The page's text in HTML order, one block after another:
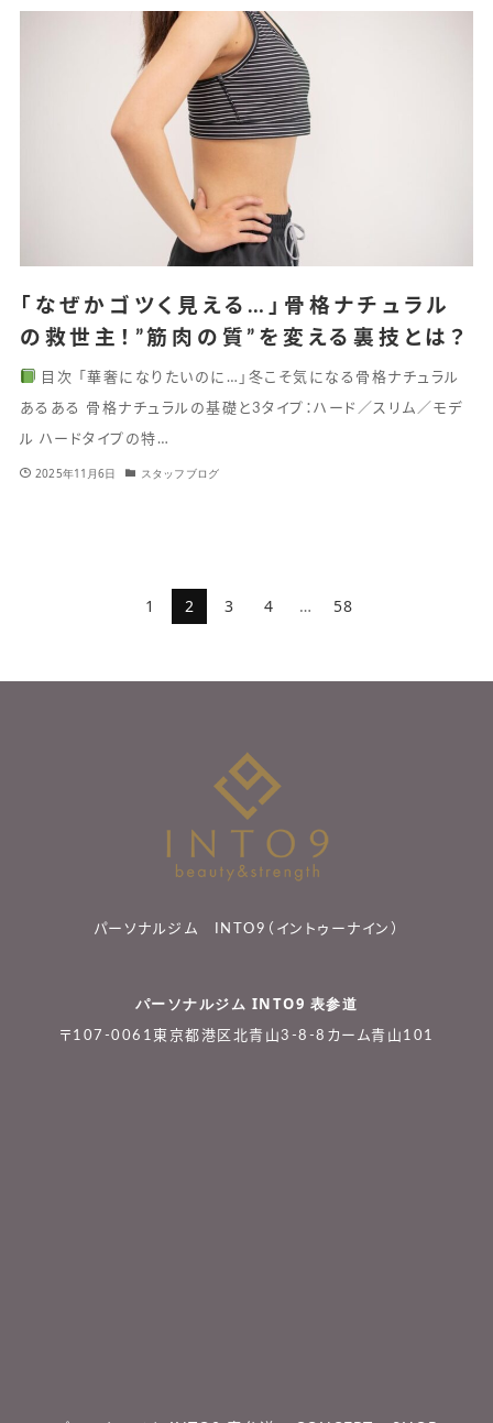
「なぜかゴツく見える…」骨格ナチュラル
の救世主！”筋肉の質”を変える裏技とは？
目次 「華奢になりたいのに…」冬こそ気になる骨格ナチュラル
あるある 骨格ナチュラルの基礎と3タイプ：ハード／スリム／モデ
ル ハードタイプの特…
2025年11月6日 スタッフブログ
1 2 3 4 … 58
パーソナルジム INTO9（イントゥーナイン）
パーソナルジム INTO9 表参道
〒107-0061東京都港区北青山3-8-8カーム青山101